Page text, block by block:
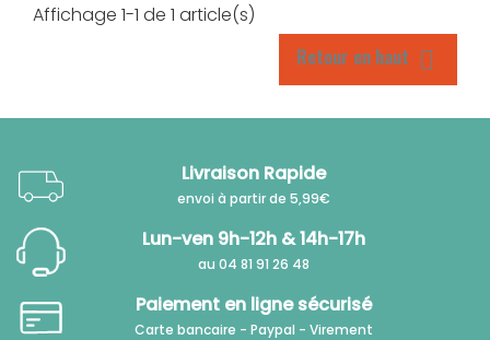
Affichage 1-1 de 1 article(s)
Retour en haut 
Livraison Rapide
envoi à partir de 5,99€
Lun-ven 9h-12h & 14h-17h
au 04 81 91 26 48
Paiement en ligne sécurisé
Carte bancaire - Paypal - Virement